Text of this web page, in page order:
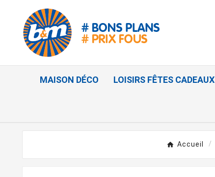
MAISON DÉCO LOISIRS FÊTES CADEAUX
Accueil